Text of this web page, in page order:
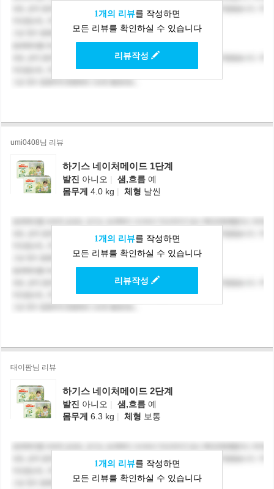
1개의 리뷰를 작성하면
모든 리뷰를 확인하실 수 있습니다
리뷰작성
umi0408님 리뷰
하기스 네이처메이드 1단계
발진 아니오 | 샘,흐름 예
몸무게 4.0 kg | 체형 날씬
1개의 리뷰를 작성하면
모든 리뷰를 확인하실 수 있습니다
리뷰작성
태이팜님 리뷰
하기스 네이처메이드 2단계
발진 아니오 | 샘,흐름 예
몸무게 6.3 kg | 체형 보통
1개의 리뷰를 작성하면
모든 리뷰를 확인하실 수 있습니다